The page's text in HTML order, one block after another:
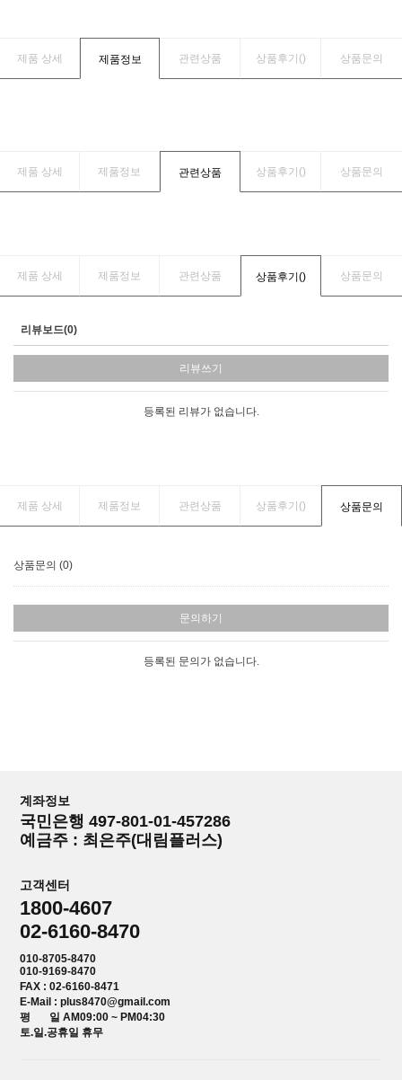
제품 상세 제품정보 관련상품 상품후기() 상품문의
제품 상세 제품정보 관련상품 상품후기() 상품문의
제품 상세 제품정보 관련상품 상품후기() 상품문의
리뷰보드(0)
리뷰쓰기
등록된 리뷰가 없습니다.
제품 상세 제품정보 관련상품 상품후기() 상품문의
상품문의 (0)
문의하기
등록된 문의가 없습니다.
계좌정보
국민은행 497-801-01-457286
예금주 : 최은주(대림플러스)
고객센터
1800-4607
02-6160-8470
010-8705-8470
010-9169-8470
FAX : 02-6160-8471
E-Mail : plus8470@gmail.com
평 일 AM09:00 ~ PM04:30
토.일.공휴일 휴무